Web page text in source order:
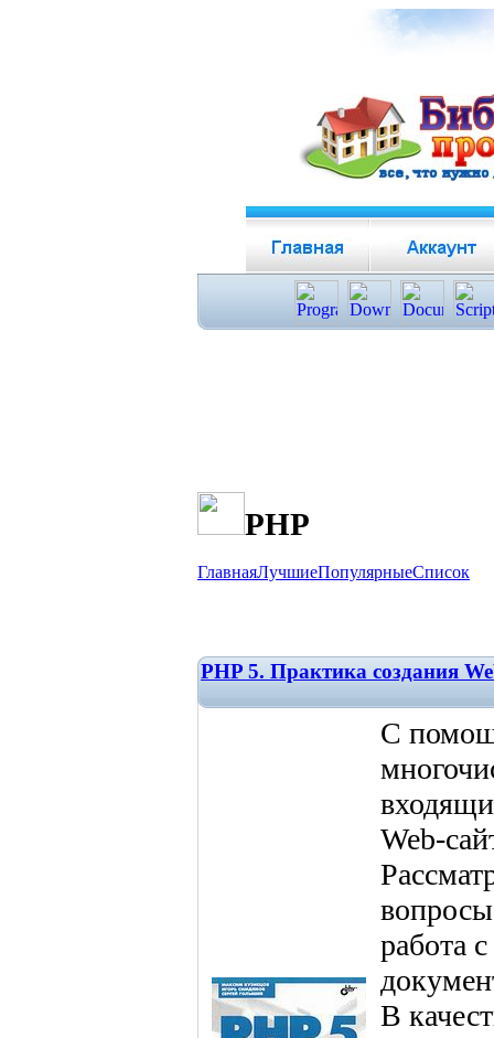
PHP
ГлавнаяЛучшиеПопулярныеСписок
PHP 5. Практика создания
С
Web-
работа
В